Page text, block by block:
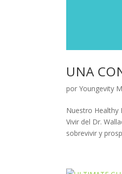
UNA
porYoungevity
Nuestro Healthy
Vivir del Dr.
sobrevivir y